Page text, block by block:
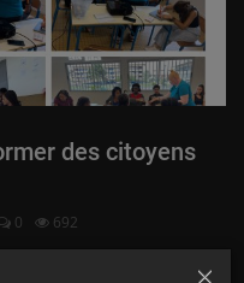
des citoyens
0 692